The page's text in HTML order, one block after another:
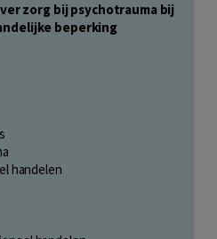
zorg bij psychotrauma bij
beperking
handelen